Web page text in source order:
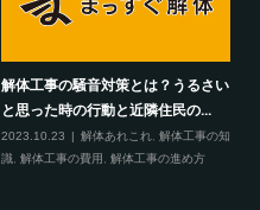
解体工事の騒音対策とは？うるさい
と思った時の行動と近隣住民の...
2023.10.23 解体あれこれ
解体工事の知
識
解体工事の費用 解体工事の進め方